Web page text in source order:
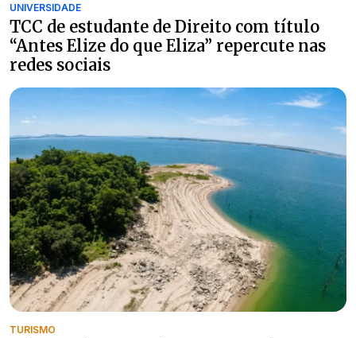
UNIVERSIDADE
TCC de estudante de Direito com título
“Antes Elize do que Eliza” repercute nas
redes sociais
TURISMO